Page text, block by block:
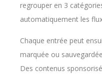
regrouper en 3
automatiquement les
Chaque entrée peut
marquée ou
Des contenus